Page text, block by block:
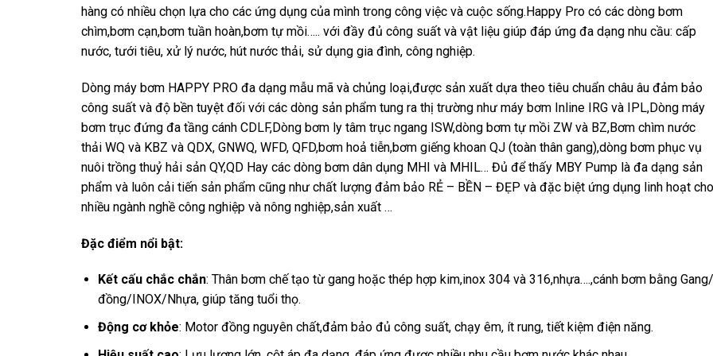
hàng có nhiều chọn lựa cho các ứng dụng của mình trong công việc và cuộc sống.Happy Pro có các dòng bơm
chìm,bơm cạn,bơm tuần hoàn,bơm tự mồi….. với đầy đủ công suất và vật liệu giúp đáp ứng đa dạng nhu cầu: cấp
nước, tưới tiêu, xử lý nước, hút nước thải, sử dụng gia đình, công nghiệp.
Dòng máy bơm HAPPY PRO đa dạng mẫu mã và chủng loại,được sản xuất dựa theo tiêu chuẩn châu âu đảm bảo
công suất và độ bền tuyệt đối với các dòng sản phẩm tung ra thị trường như máy bơm Inline IRG và IPL,Dòng máy
bơm trục đứng đa tầng cánh CDLF,Dòng bơm ly tâm trục ngang ISW,dòng bơm tự mồi ZW và BZ,Bơm chìm nước
thải WQ và KBZ và QDX, GNWQ, WFD, QFD,bơm hoả tiễn,bơm giếng khoan QJ (toàn thân gang),dòng bơm phục vụ
nuôi trồng thuỷ hải sản QY,QD Hay các dòng bơm dân dụng MHI và MHIL… Đủ để thấy MBY Pump là đa dạng sản
phẩm và luôn cải tiến sản phẩm cũng như chất lượng đảm bảo RẺ – BỀN – ĐẸP và đặc biệt ứng dụng linh hoạt cho
nhiều ngành nghề công nghiệp và nông nghiệp,sản xuất …
Đặc điểm nổi bật:
Kết cấu chắc chắn: Thân bơm chế tạo từ gang hoặc thép hợp kim,inox 304 và 316,nhựa….,cánh bơm bằng Gang/
đồng/INOX/Nhựa, giúp tăng tuổi thọ.
Động cơ khỏe: Motor đồng nguyên chất,đảm bảo đủ công suất, chạy êm, ít rung, tiết kiệm điện năng.